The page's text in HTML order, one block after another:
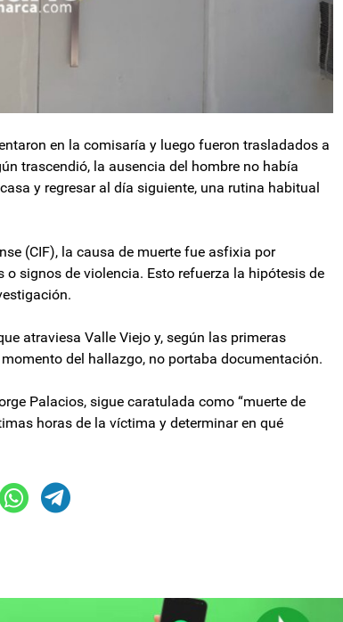
en la comisaría y luego fueron trasladados a
trascendió, la ausencia del hombre no había
y regresar al día siguiente, una rutina habitual
(CIF), la causa de muerte fue asfixia por
signos de violencia. Esto refuerza la hipótesis de
atraviesa Valle Viejo y, según las primeras
del hallazgo, no portaba documentación.
Palacios, sigue caratulada como “muerte de
horas de la víctima y determinar en qué